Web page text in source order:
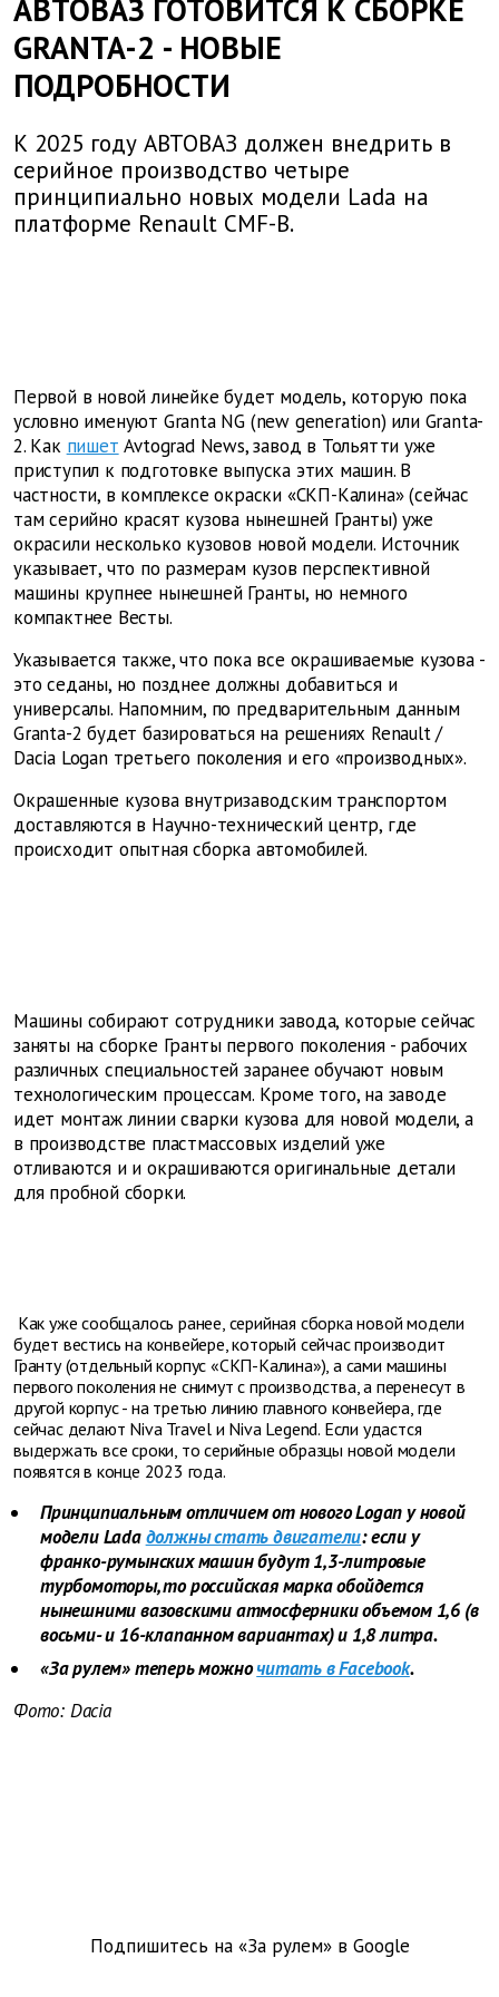
АВТОВАЗ ГОТОВИТСЯ К СБОРКЕ
GRANTA-2 - НОВЫЕ
ПОДРОБНОСТИ
К 2025 году АВТОВАЗ должен внедрить в
серийное производство четыре
принципиально новых модели Lada на
платформе Renault CMF-B.
Первой в новой линейке будет модель, которую пока
условно именуют Granta NG (new generation) или Granta-
2. Как пишет Avtograd News, завод в Тольятти уже
приступил к подготовке выпуска этих машин. В
частности, в комплексе окраски «СКП-Калина» (сейчас
там серийно красят кузова нынешней Гранты) уже
окрасили несколько кузовов новой модели. Источник
указывает, что по размерам кузов перспективной
машины крупнее нынешней Гранты, но немного
компактнее Весты.
Указывается также, что пока все окрашиваемые кузова -
это седаны, но позднее должны добавиться и
универсалы. Напомним, по предварительным данным
Granta-2 будет базироваться на решениях Renault /
Dacia Logan третьего поколения и его «производных».
Окрашенные кузова внутризаводским транспортом
доставляются в Научно-технический центр, где
происходит опытная сборка автомобилей.
Машины собирают сотрудники завода, которые сейчас
заняты на сборке Гранты первого поколения - рабочих
различных специальностей заранее обучают новым
технологическим процессам. Кроме того, на заводе
идет монтаж линии сварки кузова для новой модели, а
в производстве пластмассовых изделий уже
отливаются и и окрашиваются оригинальные детали
для пробной сборки.
Как уже сообщалось ранее, серийная сборка новой модели
будет вестись на конвейере, который сейчас производит
Гранту (отдельный корпус «СКП-Калина»), а сами машины
первого поколения не снимут с производства, а перенесут в
другой корпус - на третью линию главного конвейера, где
сейчас делают Niva Travel и Niva Legend. Если удастся
выдержать все сроки, то серийные образцы новой модели
появятся в конце 2023 года.
Принципиальным отличием от нового Logan у новой
модели Ladaдолжны стать двигатели: если у
франко-румынских машин будут 1,3-литровые
турбомоторы, то российская марка обойдется
нынешними вазовскими атмосферники объемом 1,6 (в
восьми- и 16-клапанном вариантах) и 1,8 литра.
«За рулем» теперь можно читать в Facebook.
Фото: Dacia
Подпишитесь на «За рулем» в Google